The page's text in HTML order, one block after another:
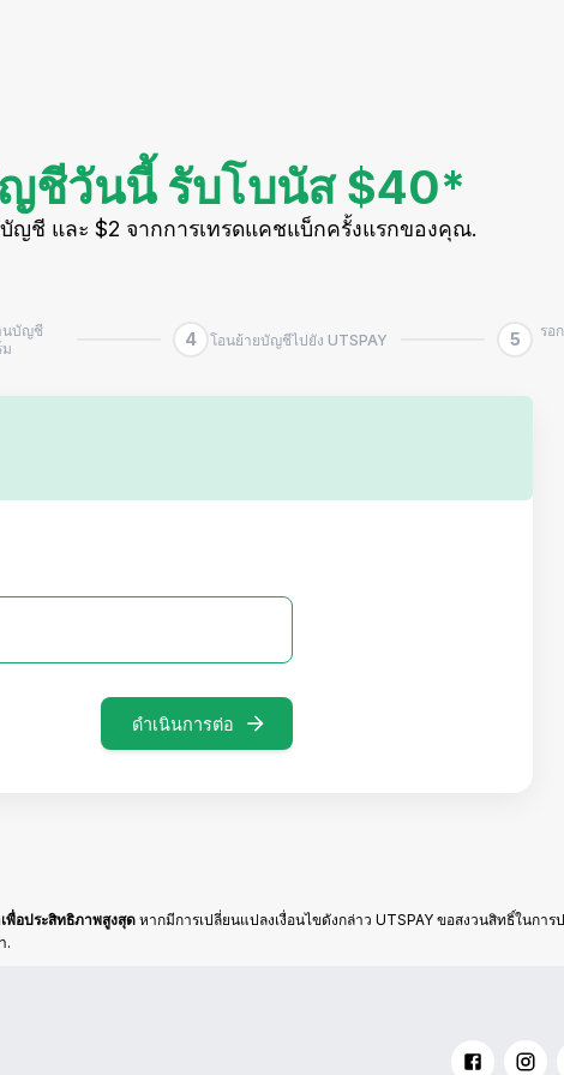
ชีวันนี้ รับโบนัส $40*
ญชี และ $2 จากการเทรดแคชแบ็กครั้งแรกของคุณ.
นบัญชี
4 โอนย้ายบัญชีไปยัง UTSPAY 5 รอ
ดำเนินการต่อ
พื่อประสิทธิภาพสูงสุด หากมีการเปลี่ยนแปลงเงื่อนไขดังกล่าว UTSPAY ขอสงวนสิทธิ์ในการ
.